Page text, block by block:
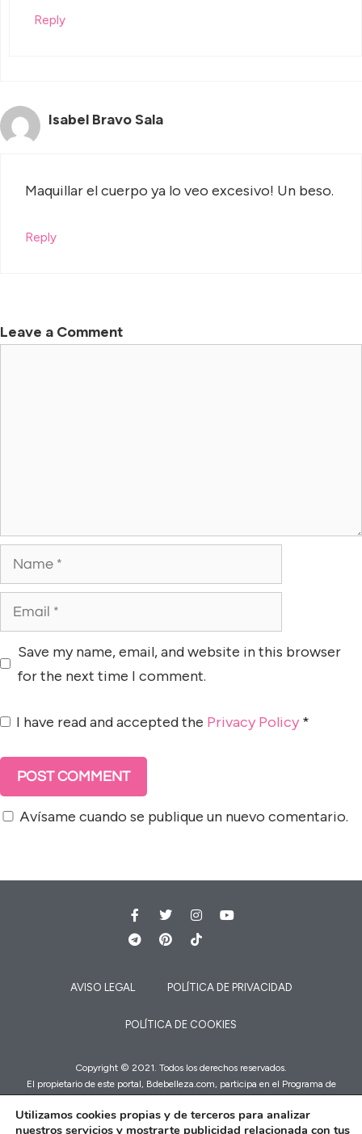
Reply
Isabel Bravo Sala
Maquillar el cuerpo ya lo veo excesivo! Un beso.
Reply
Leave a Comment
Save my name, email, and website in this browser
for the next time I comment.
I have read and accepted the Privacy Policy *
Avísame cuando se publique un nuevo comentario.
AVISO LEGAL POLÍTICA DE PRIVACIDAD
POLÍTICA DE COOKIES
Copyright © 2021. Todos los derechos reservados.
El propietario de este portal, Bdebelleza.com, participa en el Programa de
decides a comprar en Amazon a través de nuestros enlaces, a ti no te cuesta
Utilizamos cookies propias y de terceros para analizar
nuestros servicios y mostrarte publicidad relacionada con tus